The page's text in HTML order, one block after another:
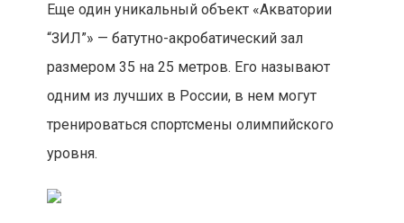
Еще один уникальный объект «Акватории
“ЗИЛ”» — батутно-акробатический зал
размером 35 на 25 метров. Его называют
одним из лучших в России, в нем могут
тренироваться спортсмены олимпийского
уровня.